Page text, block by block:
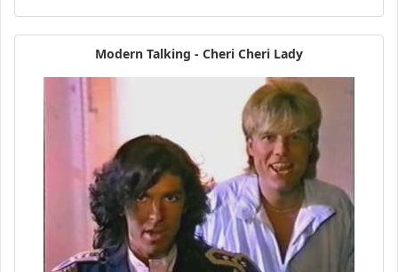
Modern Talking - Cheri Cheri Lady